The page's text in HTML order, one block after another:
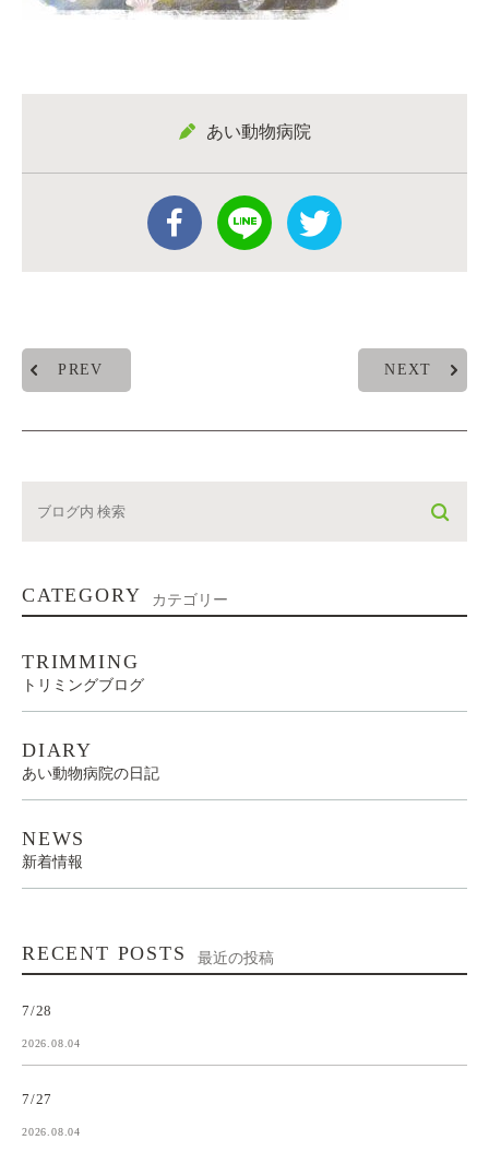
あい動物病院
PREV NEXT
CATEGORY カテゴリー
TRIMMING
トリミングブログ
DIARY
あい動物病院の日記
NEWS
新着情報
RECENT POSTS 最近の投稿
7/28
2026.08.04
7/27
2026.08.04